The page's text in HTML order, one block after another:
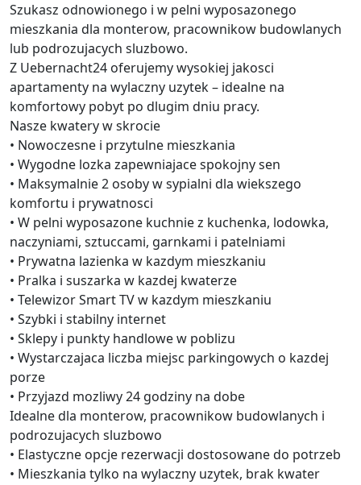
Szukasz odnowionego i w pelni wyposazonego
mieszkania dla monterow, pracownikow budowlanych
lub podrozujacych sluzbowo.
Z Uebernacht24 oferujemy wysokiej jakosci
apartamenty na wylaczny uzytek – idealne na
komfortowy pobyt po dlugim dniu pracy.
Nasze kwatery w skrocie
• Nowoczesne i przytulne mieszkania
• Wygodne lozka zapewniajace spokojny sen
• Maksymalnie 2 osoby w sypialni dla wiekszego
komfortu i prywatnosci
• W pelni wyposazone kuchnie z kuchenka, lodowka,
naczyniami, sztuccami, garnkami i patelniami
• Prywatna lazienka w kazdym mieszkaniu
• Pralka i suszarka w kazdej kwaterze
• Telewizor Smart TV w kazdym mieszkaniu
• Szybki i stabilny internet
• Sklepy i punkty handlowe w poblizu
• Wystarczajaca liczba miejsc parkingowych o kazdej
porze
• Przyjazd mozliwy 24 godziny na dobe
Idealne dla monterow, pracownikow budowlanych i
podrozujacych sluzbowo
• Elastyczne opcje rezerwacji dostosowane do potrzeb
• Mieszkania tylko na wylaczny uzytek, brak kwater